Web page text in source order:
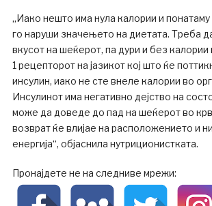
„Иако нешто има нула калории и
го наруши значењето на диетата. Треба
вкусот на шеќерот, па дури и без калории
1 рецепторот на јазикот кој што ќе
инсулин, иако не сте внеле калории во
Инсулинот има негативно дејство на
може да доведе до пад на шеќерот во
возврат ќе влијае на расположението и
енергија“, објаснила нутриционистката.
Пронајдете не на следниве мрежи: